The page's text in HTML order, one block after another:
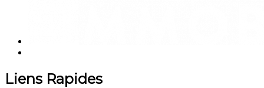
Liens Rapides